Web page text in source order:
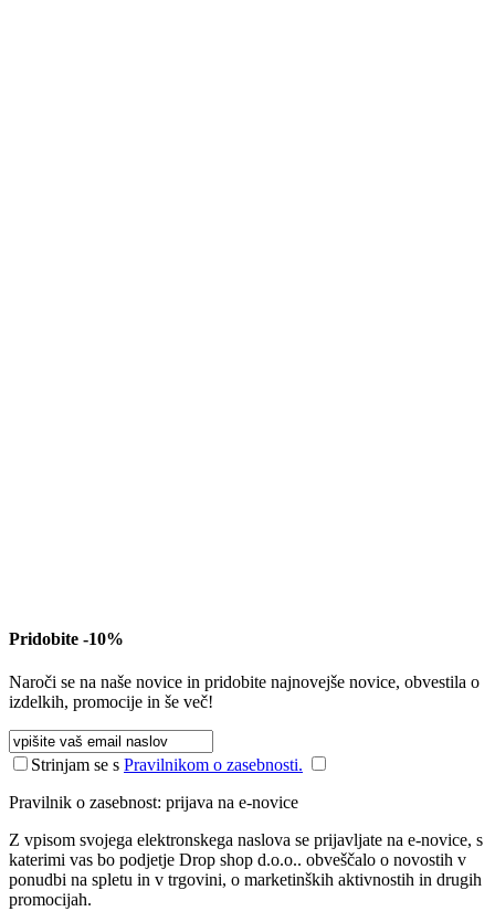
Pridobite -10%
Naroči se na naše novice in pridobite najnovejše novice, obvestila o
izdelkih, promocije in še več!
Strinjam se s Pravilnikom o zasebnosti.
Pravilnik o zasebnost: prijava na e-novice
Z vpisom svojega elektronskega naslova se prijavljate na e-novice, s
katerimi vas bo podjetje Drop shop d.o.o.. obveščalo o novostih v
ponudbi na spletu in v trgovini, o marketinških aktivnostih in drugih
promocijah.